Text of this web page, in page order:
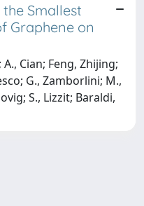
Smallest
Graphene on
Cian; Feng, Zhijing;
G., Zamborlini; M.,
S., Lizzit; Baraldi,